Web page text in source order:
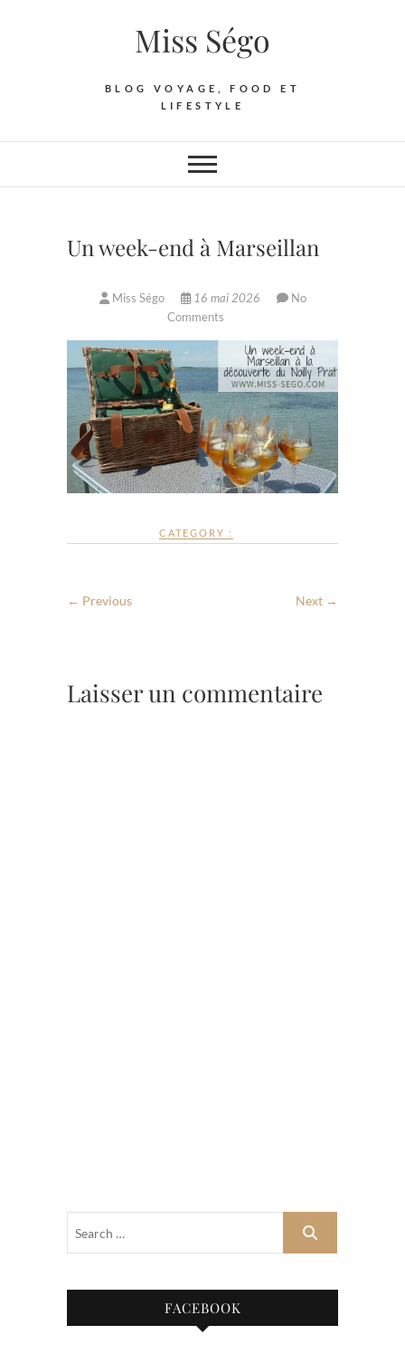
Miss Ségo
BLOG VOYAGE, FOOD ET
LIFESTYLE
Un week-end à Marseillan
Miss Ségo 16 mai 2026
No
Comments
CATEGORY :
← Previous Next →
Laisser un commentaire
FACEBOOK